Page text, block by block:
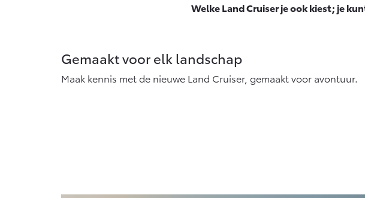
Welke Land Cruiser je ook kiest; je
Gemaakt voor elk landschap
Maak kennis met de nieuwe Land Cruiser, gemaakt voor avontuur.